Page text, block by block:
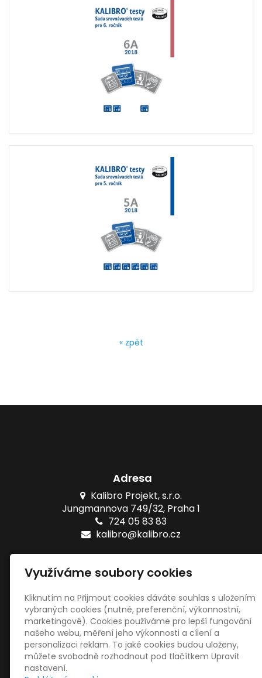
« zpět
Adresa
Kalibro Projekt, s.r.o.
Jungmannova 749/32, Praha 1
724 05 83 83
kalibro@kalibro.cz
Naše testy
Online testy ZŠ
Tištěné testy ZŠ
Sociální sítě
Využíváme soubory cookies
Kliknutím na Přijmout cookies dáváte souhlas s uložením
vybraných cookies (nutné, preferenční, výkonnostní,
marketingové). Cookies používáme pro lepší fungování
našeho webu, měření jeho výkonnosti a cílení a
personalizaci reklam. To jaké cookies budou uloženy,
můžete svobodně rozhodnout pod tlačítkem Upravit
nastavení.